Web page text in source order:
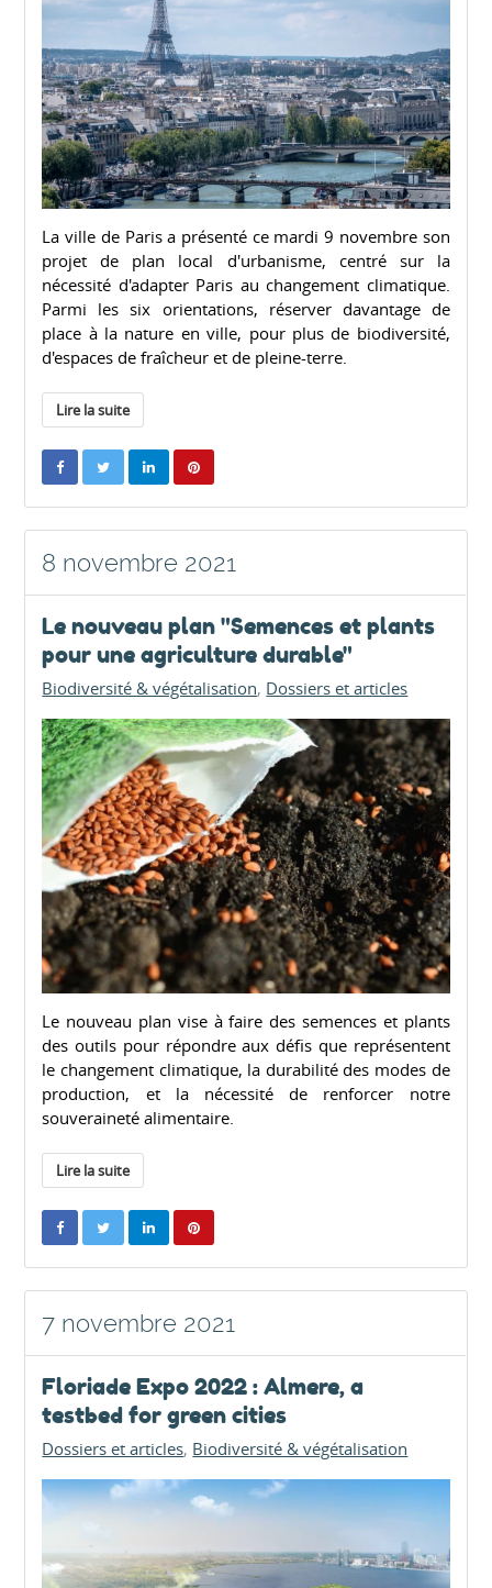
La ville de Paris a présenté ce mardi 9 novembre son
projet de plan local d'urbanisme, centré sur la
nécessité d'adapter Paris au changement climatique.
Parmi les six orientations, réserver davantage de
place à la nature en ville, pour plus de biodiversité,
d'espaces de fraîcheur et de pleine-terre.
Lire la suite
8 novembre 2021
Le nouveau plan "Semences et plants
pour une agriculture durable"
Biodiversité & végétalisation Dossiers et articles
Le nouveau plan vise à faire des semences et plants
des outils pour répondre aux défis que représentent
le changement climatique, la durabilité des modes de
production, et la nécessité de renforcer notre
souveraineté alimentaire.
Lire la suite
7 novembre 2021
Floriade Expo 2022 : Almere, a
testbed for green cities
Dossiers et articles Biodiversité & végétalisation